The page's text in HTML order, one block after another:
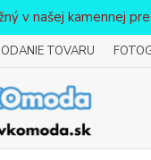
v našej kamennej
TOVARU